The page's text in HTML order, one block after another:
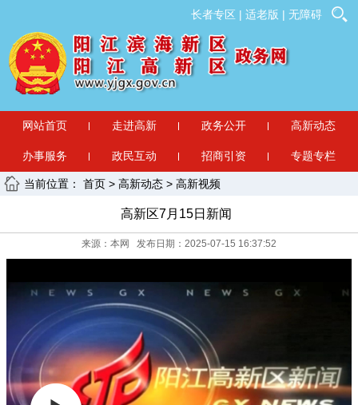
长者专区 | 适老版 | 无障碍
网站首页 走进高新 政务公开 高新动态
办事服务 政民互动 招商引资 专题专栏
当前位置： 首页 > 高新动态 > 高新视频
高新区7月15日新闻
来源：本网 发布日期：2025-07-15 16:37:52